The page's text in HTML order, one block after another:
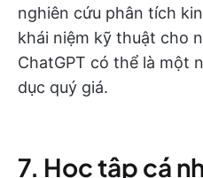
nghiên cứu phân tích
khái niệm kỹ thuật cho
ChatGPT có thể là một
dục quý giá.
7. Học tập cá